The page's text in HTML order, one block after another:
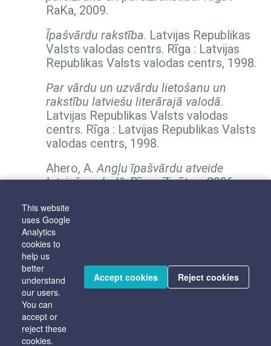
RaKa, 2009.
Īpašvārdu rakstība. Latvijas Republikas
Valsts valodas centrs. Rīga : Latvijas
Republikas Valsts valodas centrs, 1998.
Par vārdu un uzvārdu lietošanu un
rakstību latviešu literārajā valodā.
Latvijas Republikas Valsts valodas
centrs. Rīga : Latvijas Republikas Valsts
valodas centrs, 1998.
Ahero, A.Angļu īpašvārdu atveide
latviešu valodā. Rīga : Zinātne, 2006.
Bankava, B.
latviešu valodā
This website
uses Google
Analytics
cookies to
help us
better
understand
our users.
You can
accept or
reject these
cookies.
Accept cookies Reject cookies